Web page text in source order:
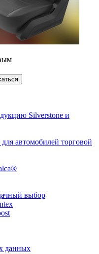
Silverstone и
автомобилей торговой
выбор
данных